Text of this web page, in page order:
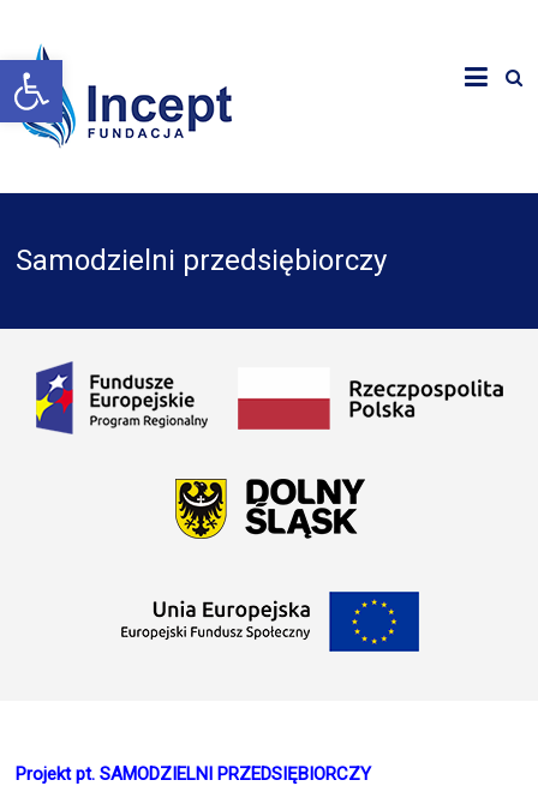
Otwórz pasek narzędzi
Samodzielni przedsiębiorczy
Projekt pt. SAMODZIELNI PRZEDSIĘBIORCZY